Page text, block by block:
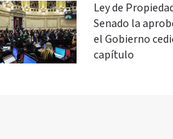
Ley de
Senado la
el Gobierno
capítulo